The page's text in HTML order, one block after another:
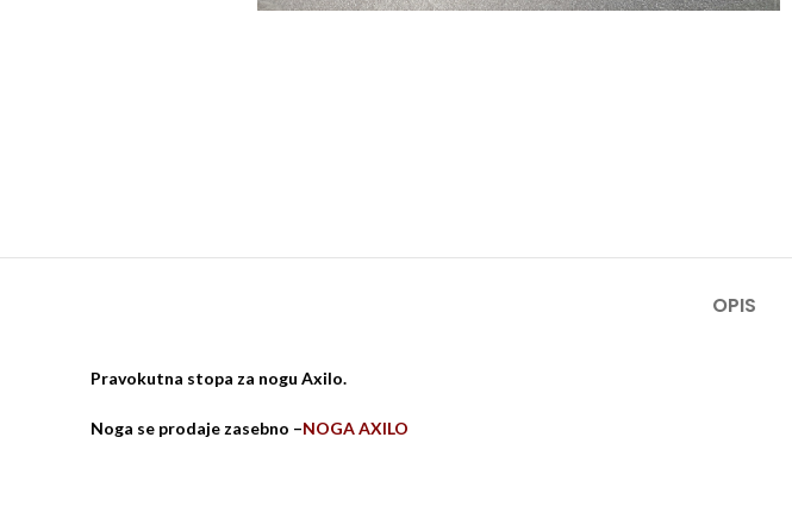
OPIS
Pravokutna stopa za nogu Axilo.
Noga se prodaje zasebno –NOGA AXILO